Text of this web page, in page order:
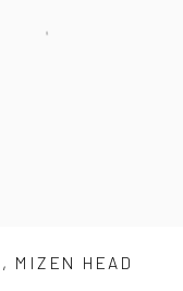
, MIZEN HEAD